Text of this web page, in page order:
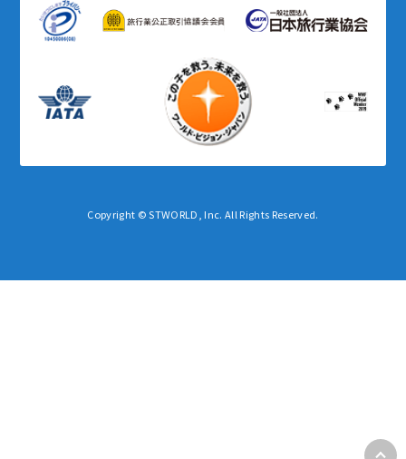
Copyright © STWORLD, Inc. All Rights Reserved.